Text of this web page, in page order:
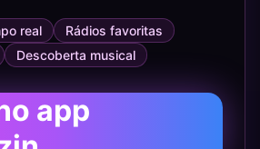
real
Rádios favoritas
Descoberta musical
app